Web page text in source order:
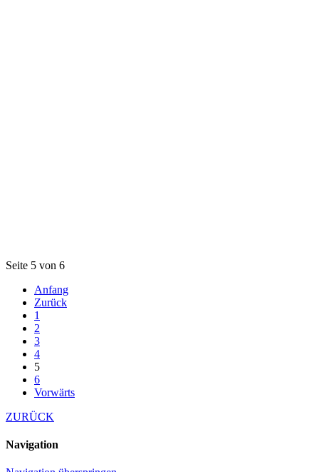
Seite 5 von 6
Anfang
Zurück
1
2
3
4
5
6
Vorwärts
ZURÜCK
Navigation